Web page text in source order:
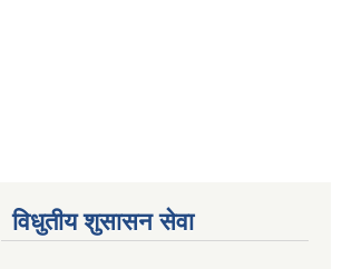
विधुतीय शुसासन सेवा